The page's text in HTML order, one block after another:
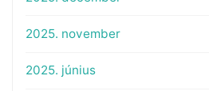
2025. november
2025. június